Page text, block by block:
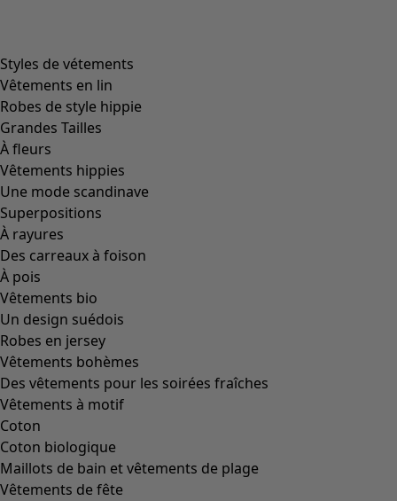
Styles de vétements
Vêtements en lin
Robes de style hippie
Grandes Tailles
À fleurs
Vêtements hippies
Une mode scandinave
Superpositions
À rayures
Des carreaux à foison
À pois
Vêtements bio
Un design suédois
Robes en jersey
Vêtements bohèmes
Des vêtements pour les soirées fraîches
Vêtements à motif
Coton
Coton biologique
Maillots de bain et vêtements de plage
Vêtements de fête